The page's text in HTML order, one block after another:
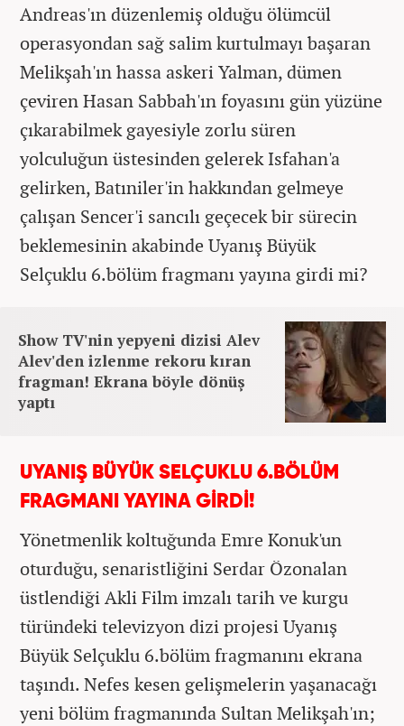
Andreas'ın düzenlemiş olduğu ölümcül
operasyondan sağ salim kurtulmayı başaran
Melikşah'ın hassa askeri Yalman, dümen
çeviren Hasan Sabbah'ın foyasını gün yüzüne
çıkarabilmek gayesiyle zorlu süren
yolculuğun üstesinden gelerek Isfahan'a
gelirken, Batıniler'in hakkından gelmeye
çalışan Sencer'i sancılı geçecek bir sürecin
beklemesinin akabinde Uyanış Büyük
Selçuklu 6.bölüm fragmanı yayına girdi mi?
Show TV'nin yepyeni dizisi Alev
Alev'den izlenme rekoru kıran
fragman! Ekrana böyle dönüş
yaptı
UYANIŞ BÜYÜK SELÇUKLU 6.BÖLÜM
FRAGMANI YAYINA GİRDİ!
Yönetmenlik koltuğunda Emre Konuk'un
oturduğu, senaristliğini Serdar Özonalan
üstlendiği Akli Film imzalı tarih ve kurgu
türündeki televizyon dizi projesi Uyanış
Büyük Selçuklu 6.bölüm fragmanını ekrana
taşındı. Nefes kesen gelişmelerin yaşanacağı
yeni bölüm fragmanında Sultan Melikşah'ın;